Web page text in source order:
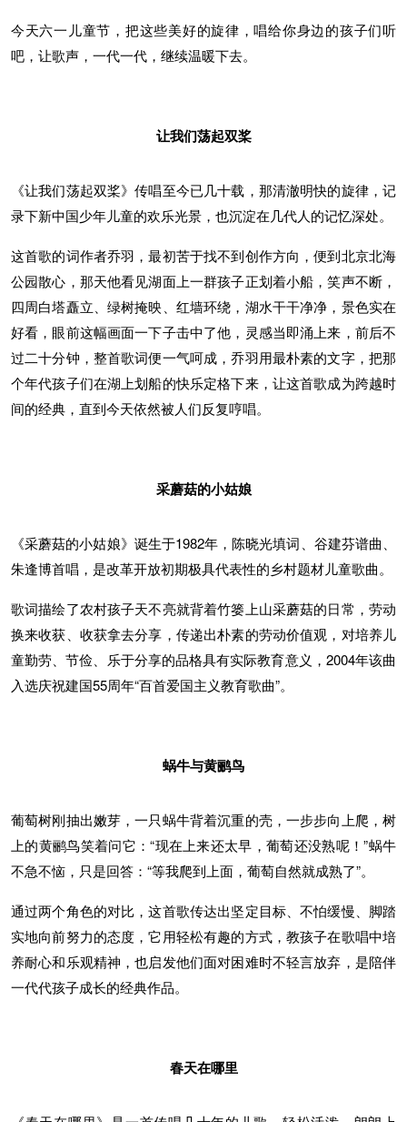
今天六一儿童节，把这些美好的旋律，唱给你身边的孩子们听
吧，让歌声，一代一代，继续温暖下去。
让我们荡起双桨
《让我们荡起双桨》传唱至今已几十载，那清澈明快的旋律，记
录下新中国少年儿童的欢乐光景，也沉淀在几代人的记忆深处。
这首歌的词作者乔羽，最初苦于找不到创作方向，便到北京北海
公园散心，那天他看见湖面上一群孩子正划着小船，笑声不断，
四周白塔矗立、绿树掩映、红墙环绕，湖水干干净净，景色实在
好看，眼前这幅画面一下子击中了他，灵感当即涌上来，前后不
过二十分钟，整首歌词便一气呵成，乔羽用最朴素的文字，把那
个年代孩子们在湖上划船的快乐定格下来，让这首歌成为跨越时
间的经典，直到今天依然被人们反复哼唱。
采蘑菇的小姑娘
《采蘑菇的小姑娘》诞生于1982年，陈晓光填词、谷建芬谱曲、
朱逢博首唱，是改革开放初期极具代表性的乡村题材儿童歌曲。
歌词描绘了农村孩子天不亮就背着竹篓上山采蘑菇的日常，劳动
换来收获、收获拿去分享，传递出朴素的劳动价值观，对培养儿
童勤劳、节俭、乐于分享的品格具有实际教育意义，2004年该曲
入选庆祝建国55周年“百首爱国主义教育歌曲”。
蜗牛与黄鹂鸟
葡萄树刚抽出嫩芽，一只蜗牛背着沉重的壳，一步步向上爬，树
上的黄鹂鸟笑着问它：“现在上来还太早，葡萄还没熟呢！”蜗牛
不急不恼，只是回答：“等我爬到上面，葡萄自然就成熟了”。
通过两个角色的对比，这首歌传达出坚定目标、不怕缓慢、脚踏
实地向前努力的态度，它用轻松有趣的方式，教孩子在歌唱中培
养耐心和乐观精神，也启发他们面对困难时不轻言放弃，是陪伴
一代代孩子成长的经典作品。
春天在哪里